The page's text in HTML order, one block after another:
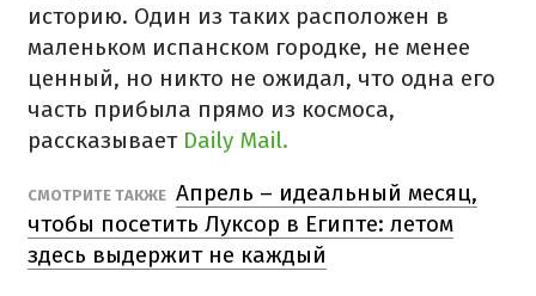
историю. Один из таких расположен в
маленьком испанском городке, не менее
ценный, но никто не ожидал, что одна его
часть прибыла прямо из космоса,
рассказывает Daily Mail.
СМОТРИТЕ ТАКЖЕ Апрель – идеальный месяц,
чтобы посетить Луксор в Египте: летом
здесь выдержит не каждый